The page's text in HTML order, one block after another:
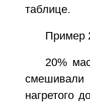
таблице.
Пример
20%
смешивали
нагретого